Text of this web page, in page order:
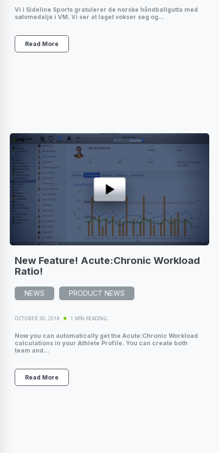
Vi i Sideline Sports gratulerer de norske håndballgutta med
sølvmedalje i VM. Vi ser at laget vokser seg og...
Read More
New Feature! Acute:Chronic Workload
Ratio!
NEWS PRODUCT NEWS
OCTOBER 30, 2018 1 MIN READING
Now you can automatically get the Acute:Chronic Workload
calculations in your Athlete Profile. You can create both
team and...
Read More